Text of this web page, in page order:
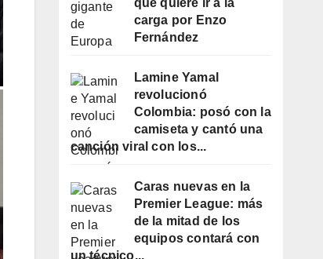
que quiere ir a la
carga por Enzo
Fernández
Lamine Yamal
revolucionó
Colombia: posó con la
camiseta y cantó una
canción viral con los...
Caras nuevas en la
Premier League: más
de la mitad de los
equipos contará con
un técnico...